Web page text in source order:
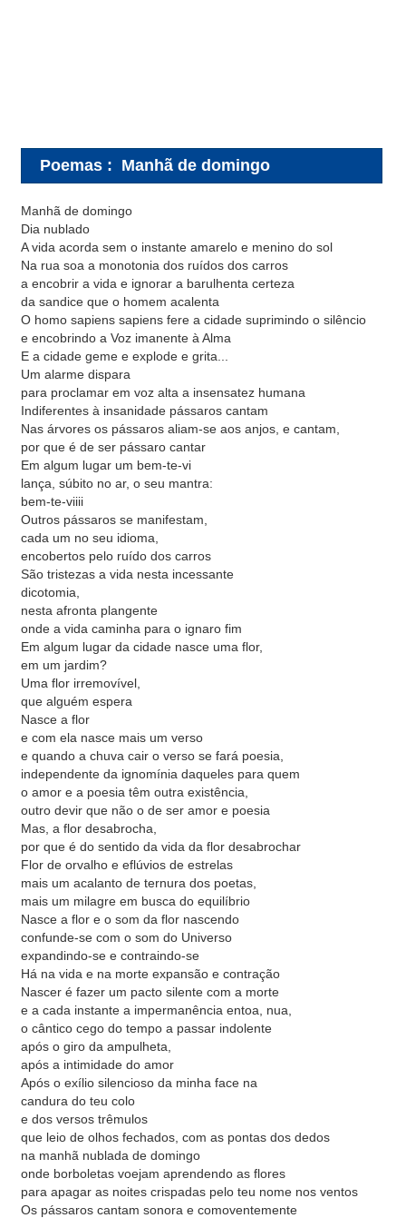
Poemas : Manhã de domingo
Manhã de domingo
Dia nublado
A vida acorda sem o instante amarelo e menino do sol
Na rua soa a monotonia dos ruídos dos carros
a encobrir a vida e ignorar a barulhenta certeza
da sandice que o homem acalenta
O homo sapiens sapiens fere a cidade suprimindo o silêncio
e encobrindo a Voz imanente à Alma
E a cidade geme e explode e grita...
Um alarme dispara
para proclamar em voz alta a insensatez humana
Indiferentes à insanidade pássaros cantam
Nas árvores os pássaros aliam-se aos anjos, e cantam,
por que é de ser pássaro cantar
Em algum lugar um bem-te-vi
lança, súbito no ar, o seu mantra:
bem-te-viiii
Outros pássaros se manifestam,
cada um no seu idioma,
encobertos pelo ruído dos carros
São tristezas a vida nesta incessante
dicotomia,
nesta afronta plangente
onde a vida caminha para o ignaro fim
Em algum lugar da cidade nasce uma flor,
em um jardim?
Uma flor irremovível,
que alguém espera
Nasce a flor
e com ela nasce mais um verso
e quando a chuva cair o verso se fará poesia,
independente da ignomínia daqueles para quem
o amor e a poesia têm outra existência,
outro devir que não o de ser amor e poesia
Mas, a flor desabrocha,
por que é do sentido da vida da flor desabrochar
Flor de orvalho e eflúvios de estrelas
mais um acalanto de ternura dos poetas,
mais um milagre em busca do equilíbrio
Nasce a flor e o som da flor nascendo
confunde-se com o som do Universo
expandindo-se e contraindo-se
Há na vida e na morte expansão e contração
Nascer é fazer um pacto silente com a morte
e a cada instante a impermanência entoa, nua,
o cântico cego do tempo a passar indolente
após o giro da ampulheta,
após a intimidade do amor
Após o exílio silencioso da minha face na
candura do teu colo
e dos versos trêmulos
que leio de olhos fechados, com as pontas dos dedos
na manhã nublada de domingo
onde borboletas voejam aprendendo as flores
para apagar as noites crispadas pelo teu nome nos ventos
Os pássaros cantam sonora e comoventemente